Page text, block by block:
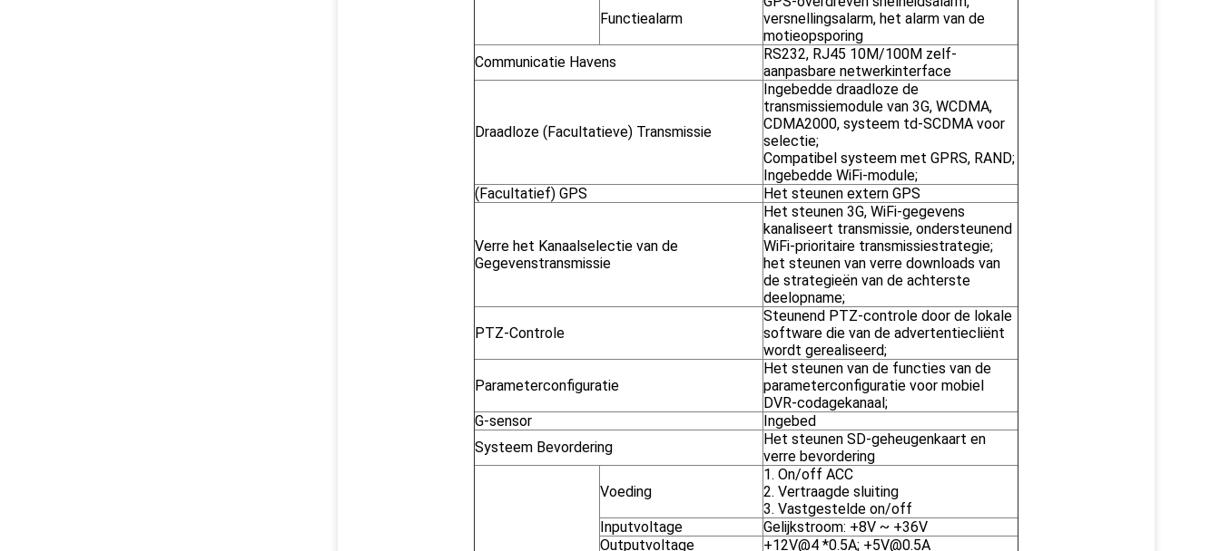
Functiealarm
versnellingsalarm, het alarm van de
motieopsporing
Communicatie Havens
RS232, RJ45 10M/100M zelf-
aanpasbare netwerkinterface
Draadloze (Facultatieve) Transmissie
Ingebedde draadloze de
transmissiemodule van 3G, WCDMA,
CDMA2000, systeem td-SCDMA voor
selectie;
Compatibel systeem met GPRS, RAND;
Ingebedde WiFi-module;
(Facultatief) GPS
Het steunen extern GPS
Verre het Kanaalselectie van de
Gegevenstransmissie
Het steunen 3G, WiFi-gegevens
kanaliseert transmissie, ondersteunend
WiFi-prioritaire transmissiestrategie;
het steunen van verre downloads van
de strategieën van de achterste
deelopname;
PTZ-Controle
Steunend PTZ-controle door de lokale
software die van de advertentiecliënt
wordt gerealiseerd;
Parameterconfiguratie
Het steunen van de functies van de
parameterconfiguratie voor mobiel
DVR-codagekanaal;
G-sensor
Ingebed
Systeem Bevordering
Het steunen SD-geheugenkaart en
verre bevordering
Voeding
1. On/off ACC
2. Vertraagde sluiting
3. Vastgestelde on/off
Inputvoltage
Gelijkstroom: +8V ~ +36V
Outputvoltage
+12V@4 *0.5A; +5V@0.5A